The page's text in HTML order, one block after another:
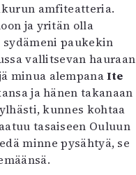
amfiteatteria.
ja yritän olla
paukekin
vallitsevan hauraan
minua alempanaIte
ja hänen takanaan
kunnes kohtaa
tasaiseen Ouluun
minne pysähtyä, se